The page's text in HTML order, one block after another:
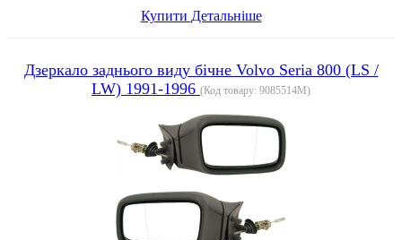
Купити Детальніше
Дзеркало заднього виду бічне Volvo Seria 800 (LS /
LW) 1991-1996 (Код товару: 9085514M)